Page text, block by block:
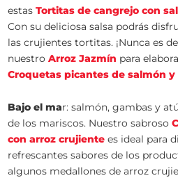
estasTortitas de cangrejo con
Con su deliciosa salsa podrás
las crujientes tortitas. ¡Nunca es
nuestroArroz Jazmín para
Croquetas picantes de salmón y
Bajo el mar: salmón, gambas y
de los mariscos. Nuestro sabroso
con arroz crujiente es ideal para
refrescantes sabores de los
algunos medallones de arroz